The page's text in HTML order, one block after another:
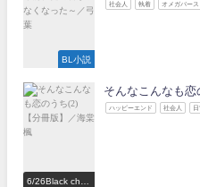
BL小説
社会人 執着 オメガバース
6/26Black choc
そんなこんなも
ハッピーエンド 社会人 日